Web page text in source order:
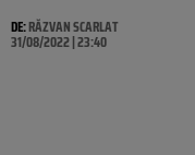
DE:RĂZVAN SCARLAT
31/08/2022 | 23:40